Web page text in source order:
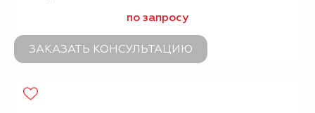
по запросу
ЗАКАЗАТЬ КОНСУЛЬТАЦИЮ